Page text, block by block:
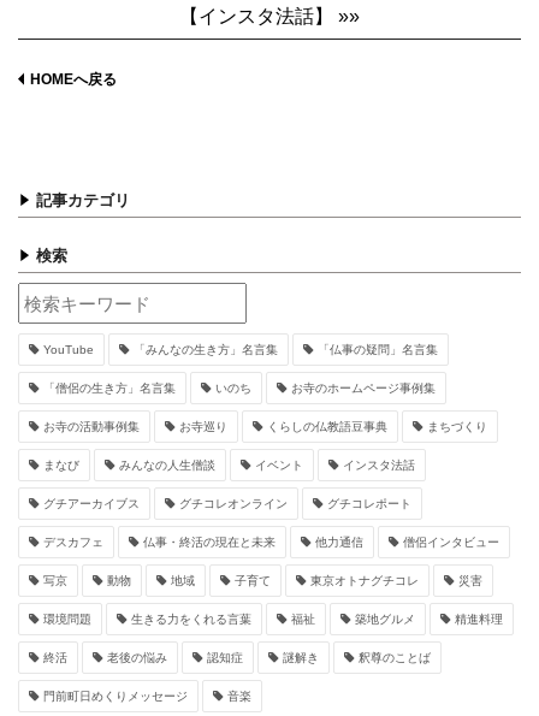
【インスタ法話】 »»
HOMEへ戻る
記事カテゴリ
検索
YouTube 「みんなの生き方」名言集 「仏事の疑問」名言集
「僧侶の生き方」名言集 いのち お寺のホームページ事例集
お寺の活動事例集 お寺巡り くらしの仏教語豆事典 まちづくり
まなび みんなの人生僧談 イベント インスタ法話
グチアーカイブス グチコレオンライン グチコレポート
デスカフェ 仏事・終活の現在と未来 他力通信 僧侶インタビュー
写京 動物 地域 子育て 東京オトナグチコレ 災害
環境問題 生きる力をくれる言葉 福祉 築地グルメ 精進料理
終活 老後の悩み 認知症 謎解き 釈尊のことば
門前町日めくりメッセージ 音楽